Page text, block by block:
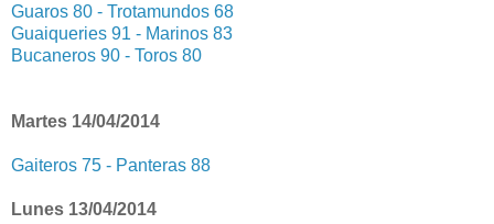
Guaros 80 - Trotamundos 68
Guaiqueries 91 - Marinos 83
Bucaneros 90 - Toros 80
Martes 14/04/2014
Gaiteros 75 - Panteras 88
Lunes 13/04/2014